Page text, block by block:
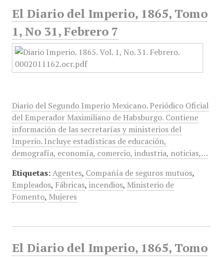
El Diario del Imperio, 1865, Tomo
1, No 31, Febrero 7
Diario del Segundo Imperio Mexicano. Periódico Oficial
del Emperador Maximiliano de Habsburgo. Contiene
información de las secretarías y ministerios del
Imperio. Incluye estadísticas de educación,
demografía, economía, comercio, industria, noticias,…
Etiquetas: Agentes, Compañía de seguros mutuos,
Empleados, Fábricas, incendios, Ministerio de
Fomento, Mujeres
El Diario del Imperio, 1865, Tomo